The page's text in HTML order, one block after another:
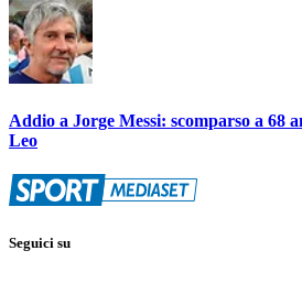
Addio a Jorge Messi: scomparso a 68
Leo
Seguici su